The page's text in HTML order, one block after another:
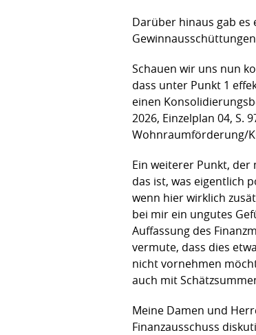
Darüber hinaus gab
Schauen wir uns nun
dass unter Punkt 1
einen
2026, Einzelplan 04, S.
Wohnraumförderung/
Ein weiterer Punkt,
das ist, was eigentlich
wenn hier wirklich
bei mir ein ungutes
Auffassung des
vermute, dass dies
nicht vornehmen
auch mit
Meine Damen und
Finanzausschuss